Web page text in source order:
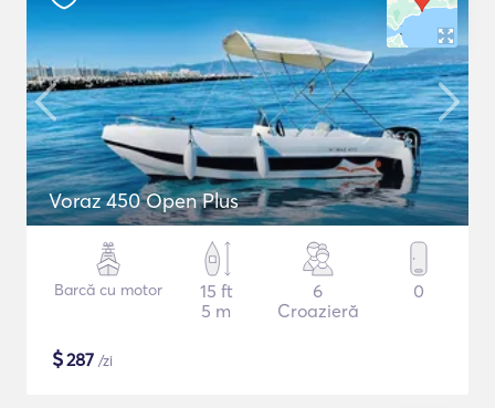
Voraz 450 Open Plus
Barcă cu motor
15 ft
5 m
6
Croazieră
0
$287 /zi